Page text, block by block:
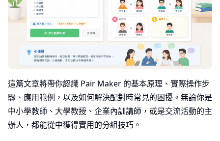
這篇文章將帶你認識 Pair Maker 的基本原理、實際操作步
驟、應用範例，以及如何解決配對時常見的困擾。無論你是
中小學教師、大學教授、企業內訓講師，或是交流活動的主
辦人，都能從中獲得實用的分組技巧。